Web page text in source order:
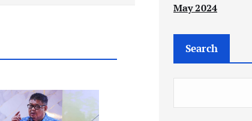
May 2024
Search